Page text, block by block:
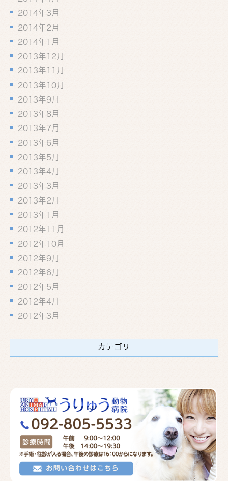
2014年3月
2014年2月
2014年1月
2013年12月
2013年11月
2013年10月
2013年9月
2013年8月
2013年7月
2013年6月
2013年5月
2013年4月
2013年3月
2013年2月
2013年1月
2012年11月
2012年10月
2012年9月
2012年6月
2012年5月
2012年4月
2012年3月
カテゴリ